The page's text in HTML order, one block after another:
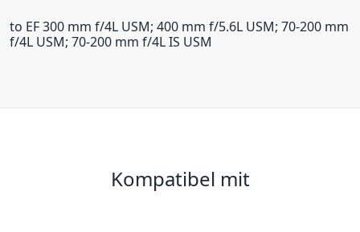
to EF 300 mm f/4L USM; 400 mm f/5.6L USM; 70-200 mm
f/4L USM; 70-200 mm f/4L IS USM
Kompatibel mit